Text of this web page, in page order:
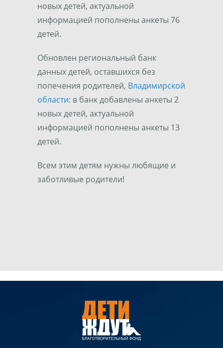
новых детей, актуальной
информацией пополнены анкеты 76
детей.
Обновлен региональный банк
данных детей, оставшихся без
попечения родителей, Владимирской
области: в банк добавлены анкеты 2
новых детей, актуальной
информацией пополнены анкеты 13
детей.
Всем этим детям нужны любящие и
заботливые родители!